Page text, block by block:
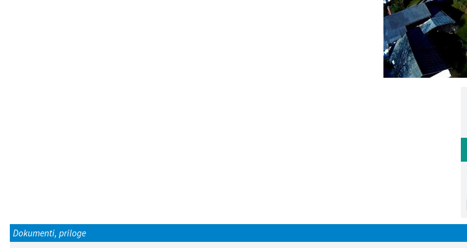
Dokumenti, priloge